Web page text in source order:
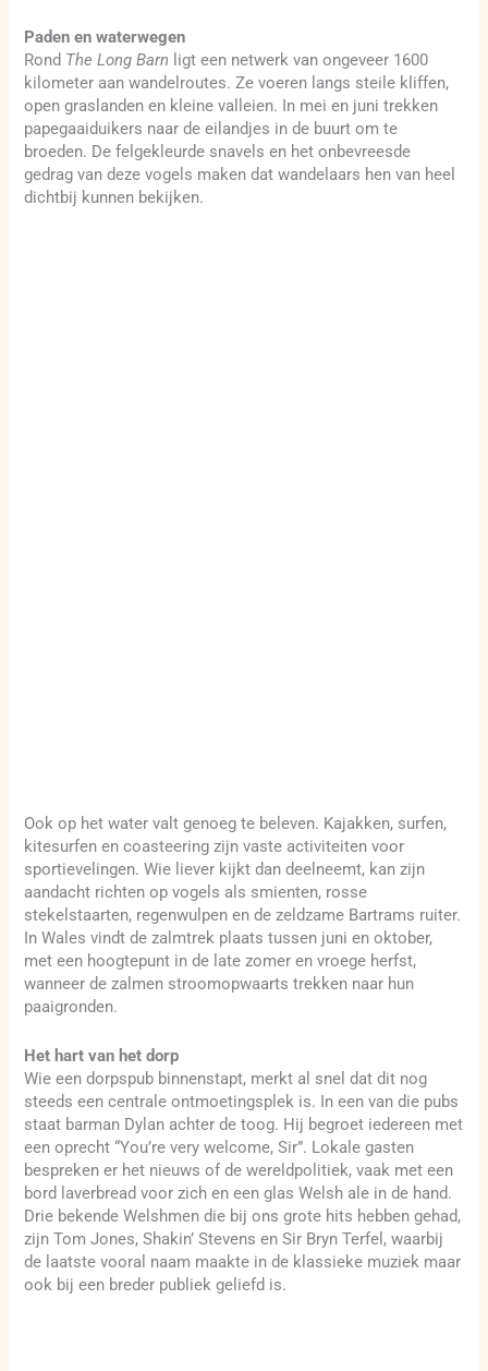
Paden en waterwegen
Rond The Long Barn ligt een netwerk van ongeveer 1600
kilometer aan wandelroutes. Ze voeren langs steile kliffen,
open graslanden en kleine valleien. In mei en juni trekken
papegaaiduikers naar de eilandjes in de buurt om te
broeden. De felgekleurde snavels en het onbevreesde
gedrag van deze vogels maken dat wandelaars hen van heel
dichtbij kunnen bekijken.
Ook op het water valt genoeg te beleven. Kajakken, surfen,
kitesurfen en coasteering zijn vaste activiteiten voor
sportievelingen. Wie liever kijkt dan deelneemt, kan zijn
aandacht richten op vogels als smienten, rosse
stekelstaarten, regenwulpen en de zeldzame Bartrams ruiter.
In Wales vindt de zalmtrek plaats tussen juni en oktober,
met een hoogtepunt in de late zomer en vroege herfst,
wanneer de zalmen stroomopwaarts trekken naar hun
paaigronden.
Het hart van het dorp
Wie een dorpspub binnenstapt, merkt al snel dat dit nog
steeds een centrale ontmoetingsplek is. In een van die pubs
staat barman Dylan achter de toog. Hij begroet iedereen met
een oprecht “You’re very welcome, Sir”. Lokale gasten
bespreken er het nieuws of de wereldpolitiek, vaak met een
bord laverbread voor zich en een glas Welsh ale in de hand.
Drie bekende Welshmen die bij ons grote hits hebben gehad,
zijn Tom Jones, Shakin’ Stevens en Sir Bryn Terfel, waarbij
de laatste vooral naam maakte in de klassieke muziek maar
ook bij een breder publiek geliefd is.